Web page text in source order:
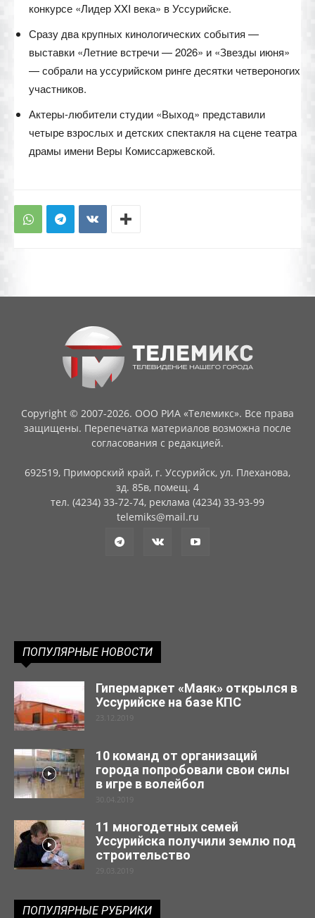
конкурсе «Лидер XXI века» в Уссурийске.
Сразу два крупных кинологических события —
выставки «Летние встречи — 2026» и «Звезды июня»
— собрали на уссурийском ринге десятки четвероногих
участников.
Актеры-любители студии «Выход» представили
четыре взрослых и детских спектакля на сцене театра
драмы имени Веры Комиссаржевской.
Copyright © 2007-2026. ООО РИА «Телемикс». Все права
защищены. Перепечатка материалов возможна после
согласования с редакцией.
692519, Приморский край, г. Уссурийск, ул. Плеханова,
зд. 85в, помещ. 4
тел. (4234) 33-72-74, реклама (4234) 33-93-99
telemiks@mail.ru
ПОПУЛЯРНЫЕ НОВОСТИ
Гипермаркет «Маяк» открылся в
Уссурийске на базе КПС
23.12.2019
10 команд от организаций
города попробовали свои силы
в игре в волейбол
30.04.2019
11 многодетных семей
Уссурийска получили землю под
строительство
29.03.2019
ПОПУЛЯРНЫЕ РУБРИКИ